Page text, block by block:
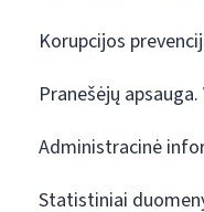
Korupcijos
Pranešėjų
Administracinė
Statistiniai